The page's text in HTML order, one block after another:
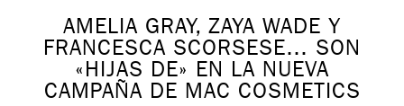
AMELIA GRAY, ZAYA WADE Y
FRANCESCA SCORSESE… SON
«HIJAS DE» EN LA NUEVA
CAMPAÑA DE MAC COSMETICS